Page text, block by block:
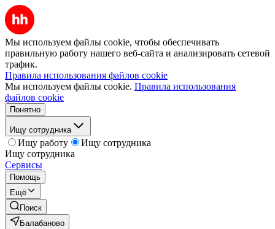
Мы используем файлы cookie, чтобы обеспечивать
правильную работу нашего веб-сайта и анализировать сетевой
трафик.
Правила использования файлов cookie
Мы используем файлы cookie. Правила использования
файлов cookie
Понятно
Ищу сотрудника
Ищу работу
Ищу сотрудника
Ищу сотрудника
Сервисы
Помощь
Ещё
Поиск
Балабаново